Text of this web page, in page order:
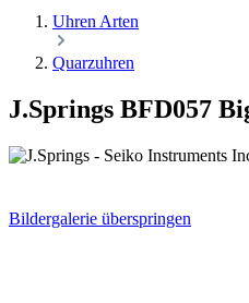
Uhren Arten
Quarzuhren
J.Springs BFD057
Bildergalerie überspringen